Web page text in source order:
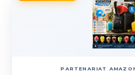
PARTENARIAT